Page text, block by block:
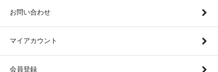
お問い合わせ
マイアカウント
会員登録